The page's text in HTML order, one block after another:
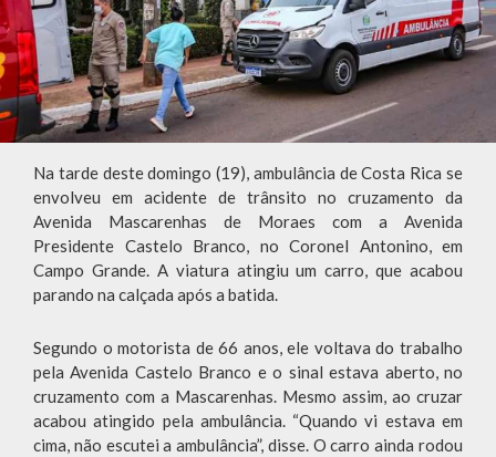
Na tarde deste domingo (19), ambulância de Costa Rica se
envolveu em acidente de trânsito no cruzamento da
Avenida Mascarenhas de Moraes com a Avenida
Presidente Castelo Branco, no Coronel Antonino, em
Campo Grande. A viatura atingiu um carro, que acabou
parando na calçada após a batida.
Segundo o motorista de 66 anos, ele voltava do trabalho
pela Avenida Castelo Branco e o sinal estava aberto, no
cruzamento com a Mascarenhas. Mesmo assim, ao cruzar
acabou atingido pela ambulância. “Quando vi estava em
cima, não escutei a ambulância”, disse. O carro ainda rodou